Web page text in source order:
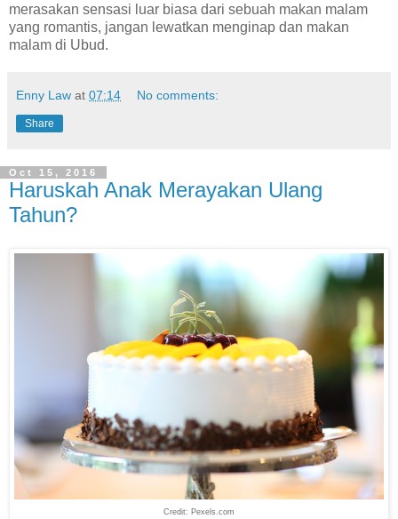
merasakan sensasi luar biasa dari sebuah makan malam
yang romantis, jangan lewatkan menginap dan makan
malam di Ubud.
Enny Law at 07:14 No comments:
Share
Oct 15, 2016
Haruskah Anak Merayakan Ulang
Tahun?
Credit: Pexels.com